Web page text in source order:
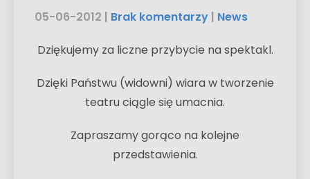
05-06-2012 | Brak komentarzy | News
Dziękujemy za liczne przybycie na spektakl.
Dzięki Państwu (widowni) wiara w tworzenie
teatru ciągle się umacnia.
Zapraszamy gorąco na kolejne
przedstawienia.